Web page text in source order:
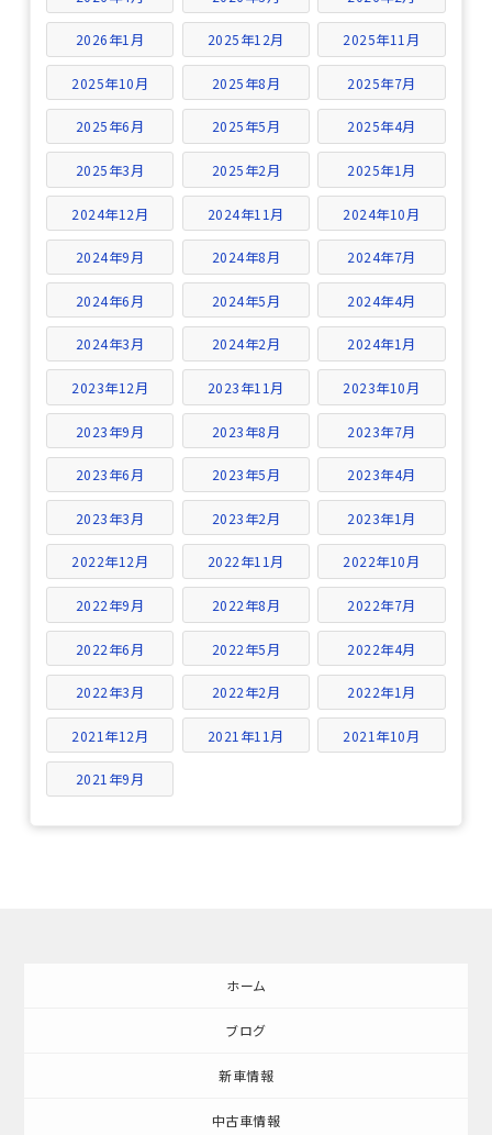
2026年1月 2025年12月 2025年11月
2025年10月 2025年8月 2025年7月
2025年6月 2025年5月 2025年4月
2025年3月 2025年2月 2025年1月
2024年12月 2024年11月 2024年10月
2024年9月 2024年8月 2024年7月
2024年6月 2024年5月 2024年4月
2024年3月 2024年2月 2024年1月
2023年12月 2023年11月 2023年10月
2023年9月 2023年8月 2023年7月
2023年6月 2023年5月 2023年4月
2023年3月 2023年2月 2023年1月
2022年12月 2022年11月 2022年10月
2022年9月 2022年8月 2022年7月
2022年6月 2022年5月 2022年4月
2022年3月 2022年2月 2022年1月
2021年12月 2021年11月 2021年10月
2021年9月
ホーム
ブログ
新車情報
中古車情報